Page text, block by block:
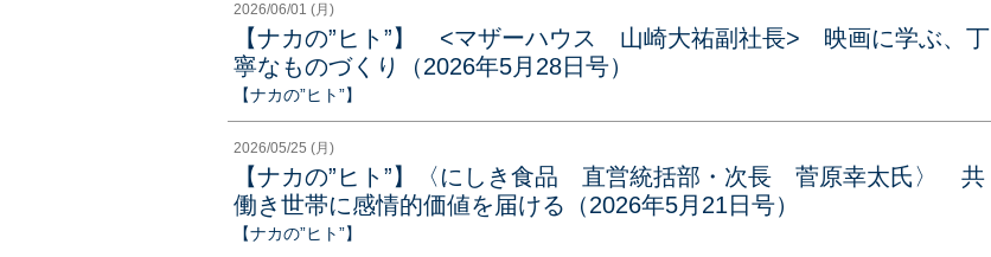
2026/06/01 (月)
【ナカの”ヒト”】 <マザーハウス 山崎大祐副社長> 映画に学ぶ、丁
寧なものづくり（2026年5月28日号）
【ナカの”ヒト”】
2026/05/25 (月)
【ナカの”ヒト”】〈にしき食品 直営統括部・次長 菅原幸太氏〉 共
働き世帯に感情的価値を届ける（2026年5月21日号）
【ナカの”ヒト”】